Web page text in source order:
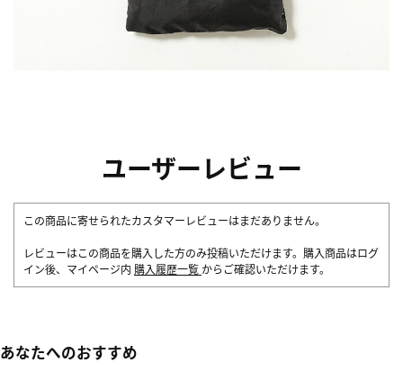
ユーザーレビュー
この商品に寄せられたカスタマーレビューはまだありません。
レビューはこの商品を購入した方のみ投稿いただけます。購入商品はログ
イン後、マイページ内 購入履歴一覧 からご確認いただけます。
あなたへのおすすめ